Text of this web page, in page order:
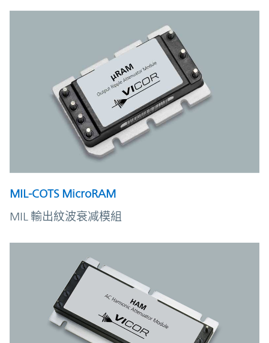
MIL-COTS MicroRAM
MIL 輸出紋波衰减模組